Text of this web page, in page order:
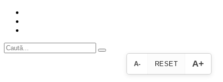
A- RESET A+